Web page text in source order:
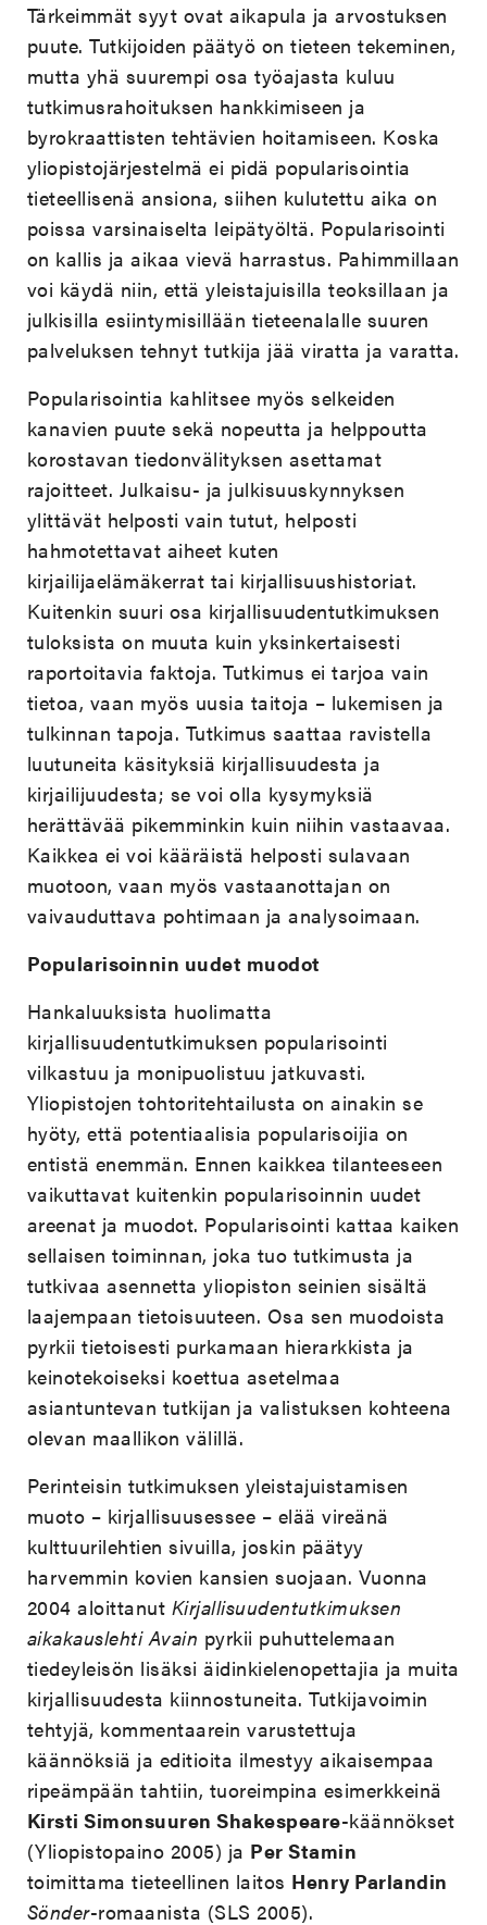
Tärkeimmät syyt ovat aikapula ja arvostuksen
puute. Tutkijoiden päätyö on tieteen tekeminen,
mutta yhä suurempi osa työajasta kuluu
tutkimusrahoituksen hankkimiseen ja
byrokraattisten tehtävien hoitamiseen. Koska
yliopistojärjestelmä ei pidä popularisointia
tieteellisenä ansiona, siihen kulutettu aika on
poissa varsinaiselta leipätyöltä. Popularisointi
on kallis ja aikaa vievä harrastus. Pahimmillaan
voi käydä niin, että yleistajuisilla teoksillaan ja
julkisilla esiintymisillään tieteenalalle suuren
palveluksen tehnyt tutkija jää viratta ja varatta.
Popularisointia kahlitsee myös selkeiden
kanavien puute sekä nopeutta ja helppoutta
korostavan tiedonvälityksen asettamat
rajoitteet. Julkaisu- ja julkisuuskynnyksen
ylittävät helposti vain tutut, helposti
hahmotettavat aiheet kuten
kirjailijaelämäkerrat tai kirjallisuushistoriat.
Kuitenkin suuri osa kirjallisuudentutkimuksen
tuloksista on muuta kuin yksinkertaisesti
raportoitavia faktoja. Tutkimus ei tarjoa vain
tietoa, vaan myös uusia taitoja – lukemisen ja
tulkinnan tapoja. Tutkimus saattaa ravistella
luutuneita käsityksiä kirjallisuudesta ja
kirjailijuudesta; se voi olla kysymyksiä
herättävää pikemminkin kuin niihin vastaavaa.
Kaikkea ei voi kääräistä helposti sulavaan
muotoon, vaan myös vastaanottajan on
vaivauduttava pohtimaan ja analysoimaan.
Popularisoinnin uudet muodot
Hankaluuksista huolimatta
kirjallisuudentutkimuksen popularisointi
vilkastuu ja monipuolistuu jatkuvasti.
Yliopistojen tohtoritehtailusta on ainakin se
hyöty, että potentiaalisia popularisoijia on
entistä enemmän. Ennen kaikkea tilanteeseen
vaikuttavat kuitenkin popularisoinnin uudet
areenat ja muodot. Popularisointi kattaa kaiken
sellaisen toiminnan, joka tuo tutkimusta ja
tutkivaa asennetta yliopiston seinien sisältä
laajempaan tietoisuuteen. Osa sen muodoista
pyrkii tietoisesti purkamaan hierarkkista ja
keinotekoiseksi koettua asetelmaa
asiantuntevan tutkijan ja valistuksen kohteena
olevan maallikon välillä.
Perinteisin tutkimuksen yleistajuistamisen
muoto – kirjallisuusessee – elää vireänä
kulttuurilehtien sivuilla, joskin päätyy
harvemmin kovien kansien suojaan. Vuonna
2004 aloittanut Kirjallisuudentutkimuksen
aikakauslehti Avain pyrkii puhuttelemaan
tiedeyleisön lisäksi äidinkielenopettajia ja muita
kirjallisuudesta kiinnostuneita. Tutkijavoimin
tehtyjä, kommentaarein varustettuja
käännöksiä ja editioita ilmestyy aikaisempaa
ripeämpään tahtiin, tuoreimpina esimerkkeinä
Kirsti Simonsuuren Shakespeare-käännökset
(Yliopistopaino 2005) ja Per Stamin
toimittama tieteellinen laitos Henry Parlandin
Sönder-romaanista (SLS 2005).